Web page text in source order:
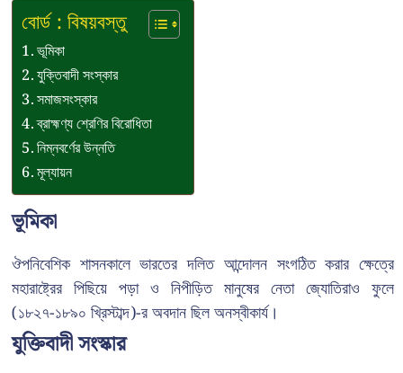
বোর্ড : বিষয়বস্তু
ভূমিকা
যুক্তিবাদী সংস্কার
সমাজসংস্কার
ব্রাহ্মণ্য শ্রেণির বিরোধিতা
নিম্নবর্ণের উন্নতি
মূল্যায়ন
ভূমিকা
ঔপনিবেশিক শাসনকালে ভারতের দলিত আন্দোলন সংগঠিত করার ক্ষেত্রে
মহারাষ্ট্রের পিছিয়ে পড়া ও নিপীড়িত মানুষের নেতা জ্যোতিরাও ফুলে
(১৮২৭-১৮৯০ খ্রিস্টাব্দ)-র অবদান ছিল অনস্বীকার্য।
যুক্তিবাদী সংস্কার